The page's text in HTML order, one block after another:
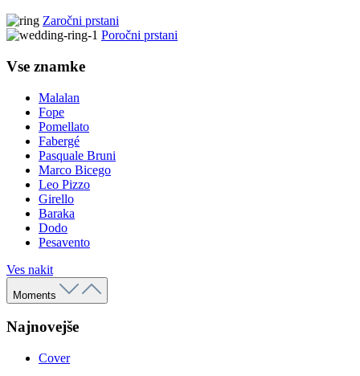
Zaročni prstani
Poročni prstani
Vse znamke
Malalan
Fope
Pomellato
Fabergé
Pasquale Bruni
Marco Bicego
Leo Pizzo
Girello
Baraka
Dodo
Pesavento
Ves nakit
Moments
Najnovejše
Cover